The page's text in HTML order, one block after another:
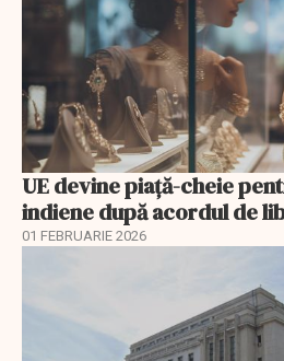
UE devine piață-cheie
indiene după acordul de
01 FEBRUARIE 2026